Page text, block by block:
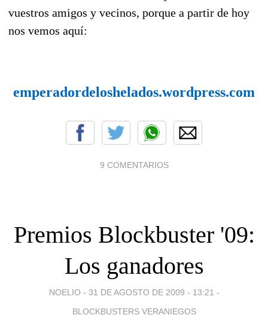
vuestros amigos y vecinos, porque a partir de hoy
nos vemos aquí:
emperadordeloshelados.wordpress.com
9 COMENTARIOS
Premios Blockbuster '09:
Los ganadores
NOELIO - 31 DE AGOSTO DE 2009 - 13:21 -
BLOCKBUSTERS VERANIEGOS